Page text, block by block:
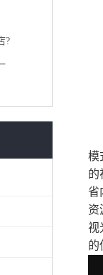
?
模
的
省
资
视
的